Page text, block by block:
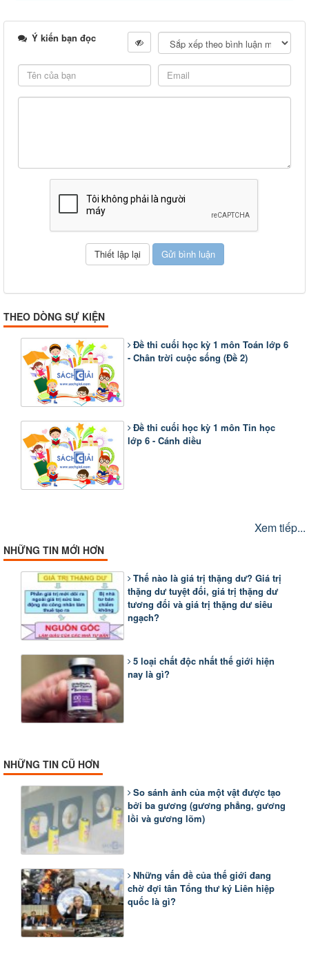
Ý kiến bạn đọc
THEO DÒNG SỰ KIỆN
Đề thi cuối học kỳ 1 môn Toán lớp 6
- Chân trời cuộc sống (Đề 2)
Đề thi cuối học kỳ 1 môn Tin học
lớp 6 - Cánh diều
Xem tiếp...
NHỮNG TIN MỚI HƠN
Thế nào là giá trị thặng dư? Giá trị
thặng dư tuyệt đối, giá trị thặng dư
tương đối và giá trị thặng dư siêu
ngạch?
5 loại chất độc nhất thế giới hiện
nay là gì?
NHỮNG TIN CŨ HƠN
So sánh ảnh của một vật được tạo
bởi ba gương (gương phẳng, gương
lồi và gương lõm)
Những vấn đề của thế giới đang
chờ đợi tân Tổng thư ký Liên hiệp
quốc là gì?